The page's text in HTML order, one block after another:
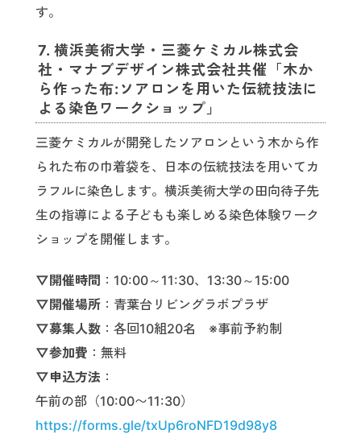
す。
7. 横浜美術大学・三菱ケミカル株式会
社・マナブデザイン株式会社共催 「木か
ら作った布:ソアロンを用いた伝統技法に
よる染色ワークショップ」
三菱ケミカルが開発したソアロンという木から作
られた布の巾着袋を、日本の伝統技法を用いてカ
ラフルに染色します。横浜美術大学の田向待子先
生の指導による子どもも楽しめる染色体験ワーク
ショップを開催します。
▽開催時間 ：10:00～11:30、13:30～15:00
▽開催場所 ：青葉台リビングラボプラザ
▽募集人数 ：各回10組20名 ※事前予約制
▽参加費 ：無料
▽申込方法 ：
午前の部（10:00〜11:30）
https://forms.gle/txUp6roNFD19d98y8